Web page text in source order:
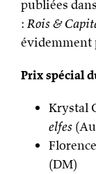
publiées
: Rois &
évidemment
Prix spécial
Krystal
elfes
(DM)